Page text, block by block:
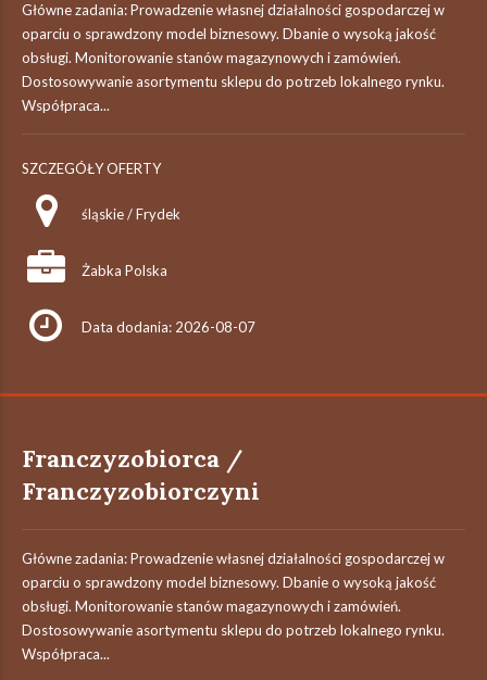
Główne zadania: Prowadzenie własnej działalności gospodarczej w
oparciu o sprawdzony model biznesowy. Dbanie o wysoką jakość
obsługi. Monitorowanie stanów magazynowych i zamówień.
Dostosowywanie asortymentu sklepu do potrzeb lokalnego rynku.
Współpraca...
SZCZEGÓŁY OFERTY
śląskie / Frydek
Żabka Polska
Data dodania: 2026-08-07
Franczyzobiorca /
Franczyzobiorczyni
Główne zadania: Prowadzenie własnej działalności gospodarczej w
oparciu o sprawdzony model biznesowy. Dbanie o wysoką jakość
obsługi. Monitorowanie stanów magazynowych i zamówień.
Dostosowywanie asortymentu sklepu do potrzeb lokalnego rynku.
Współpraca...